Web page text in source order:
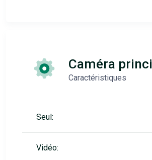
Caméra
Caractéristiques
Seul:
Vidéo: